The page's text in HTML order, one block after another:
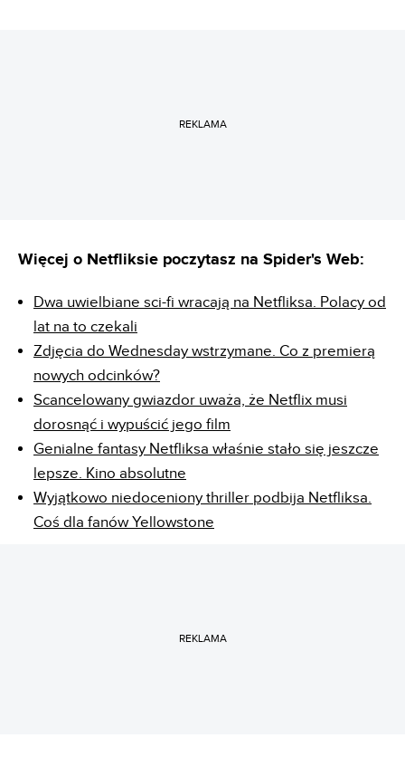
REKLAMA
Więcej o Netfliksie poczytasz na Spider's Web:
Dwa uwielbiane sci-fi wracają na Netfliksa. Polacy od
lat na to czekali
Zdjęcia do Wednesday wstrzymane. Co z premierą
nowych odcinków?
Scancelowany gwiazdor uważa, że Netflix musi
dorosnąć i wypuścić jego film
Genialne fantasy Netfliksa właśnie stało się jeszcze
lepsze. Kino absolutne
Wyjątkowo niedoceniony thriller podbija Netfliksa.
Coś dla fanów Yellowstone
REKLAMA